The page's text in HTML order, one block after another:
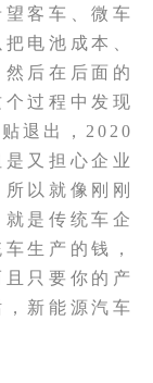
客车、微车
电池成本、
后在后面的
过程中发现
退出，2020
又担心企业
以就像刚刚
是传统车企
生产的钱，
只要你的产
新能源汽车